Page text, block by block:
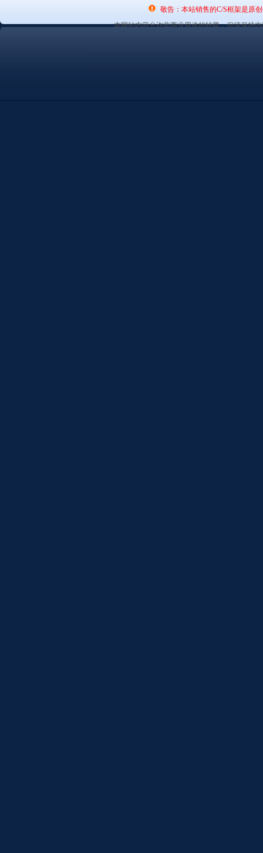
敬告：本站销售的C/S框架是原
本网站内容允许非商业用途的转载，但须保持